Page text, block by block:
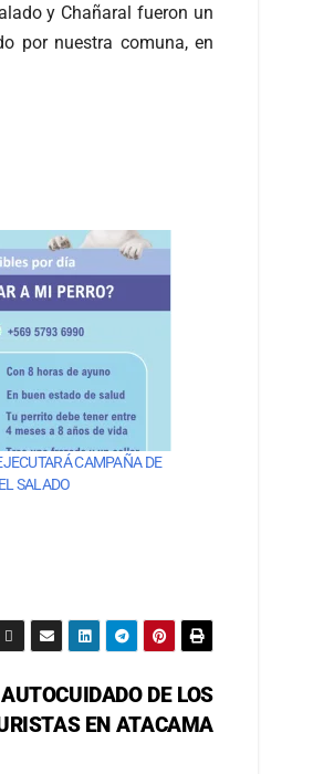
y Chañaral fueron un
por nuestra comuna, en
CAMPAÑA DE
SALADO
DE LOS
EN ATACAMA